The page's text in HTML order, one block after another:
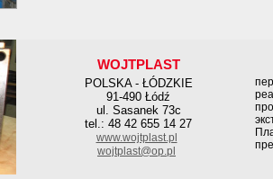
WOJTPLAST
POLSKA - ŁÓDZKIE
91-490 Łódź
ul. Sasanek 73c
tel.: 48 42 655 14 27
www.wojtplast.pl
wojtplast@op.pl